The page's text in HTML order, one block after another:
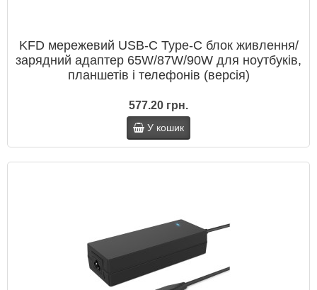
KFD мережевий USB‑C Type‑C блок живлення/
зарядний адаптер 65W/87W/90W для ноутбуків,
планшетів і телефонів (версія)
577.20 грн.
У кошик